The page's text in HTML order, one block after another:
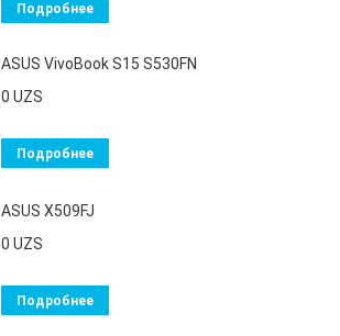
Подробнее
ASUS VivoBook S15 S530FN
0 UZS
Подробнее
ASUS X509FJ
0 UZS
Подробнее